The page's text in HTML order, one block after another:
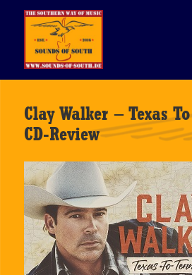
Clay Walker – Texas
CD-Review